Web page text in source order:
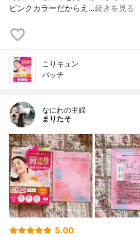
ピンクカラーだからえ…続きを見る
こりキュン
パッチ
なにわの主婦
まりたそ
5.00